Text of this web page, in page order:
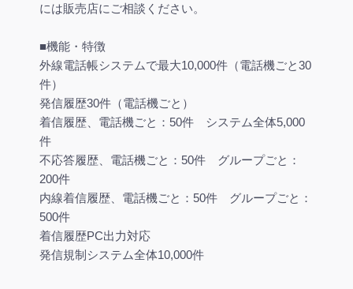
には販売店にご相談ください。
■機能・特徴
外線電話帳システムで最大10,000件（電話機ごと30
件）
発信履歴30件（電話機ごと）
着信履歴、電話機ごと：50件 システム全体5,000
件
不応答履歴、電話機ごと：50件 グループごと：
200件
内線着信履歴、電話機ごと：50件 グループごと：
500件
着信履歴PC出力対応
発信規制システム全体10,000件